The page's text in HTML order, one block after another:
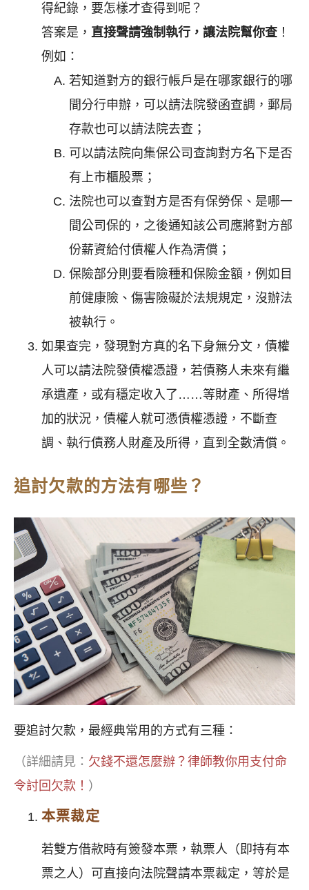
得紀錄，要怎樣才查得到呢？
答案是， 直接聲請強制執行，讓法院幫你查 ！
例如：
若知道對方的銀行帳戶是在哪家銀行的哪
間分行申辦，可以請法院發函查調，郵局
存款也可以請法院去查；
可以請法院向集保公司查詢對方名下是否
有上市櫃股票；
法院也可以查對方是否有保勞保、是哪一
間公司保的，之後通知該公司應將對方部
份薪資給付債權人作為清償；
保險部分則要看險種和保險金額，例如目
前健康險、傷害險礙於法規規定，沒辦法
被執行。
如果查完，發現對方真的名下身無分文，債權
人可以請法院發債權憑證，若債務人未來有繼
承遺產，或有穩定收入了……等財產、所得增
加的狀況，債權人就可憑債權憑證，不斷查
調、執行債務人財產及所得，直到全數清償。
追討欠款的方法有哪些？
要追討欠款，最經典常用的方式有三種：
（詳細請見： 欠錢不還怎麼辦？律師教你用支付命
令討回欠款！ ）
本票裁定
若雙方借款時有簽發本票，執票人（即持有本
票之人）可直接向法院聲請本票裁定，等於是